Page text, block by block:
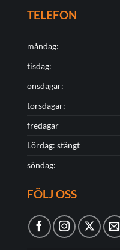
TELEFON
måndag:
tisdag:
onsdagar:
torsdagar:
fredagar
Lördag: stängt
söndag:
FÖLJ OSS